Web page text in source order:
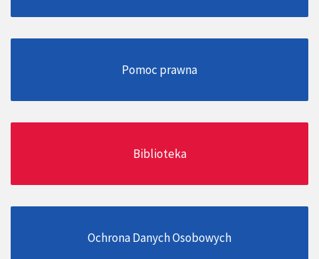
Pomoc prawna
Biblioteka
Ochrona Danych Osobowych